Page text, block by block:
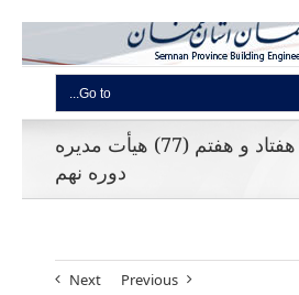
Go to...
جلسه نوبت هفتاد و هفتم (77) هیأت مدیره
دوره نهم
Previous
Next